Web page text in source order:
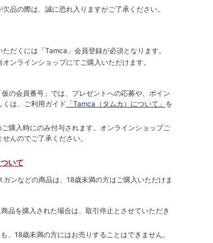
品の際は、誠に恐れ入りますがご了承ください。
だくには「Tamca」会員登録が必須となります。
オンラインショップにてご購⼊いただけます。
の会員番号」では、プレゼントへの応募や、ポイン
くは、ご利⽤ガイド 「Tamca（タムカ）について」 を
購⼊時にのみ付与されます。オンラインショップご
んのでご了承ください。
いて
ンなどの商品は、18歳未満の方はご購入いただけま
品を購入された場合は、取引停止とさせていただき
、18歳未満の方にはお売りすることはできません。